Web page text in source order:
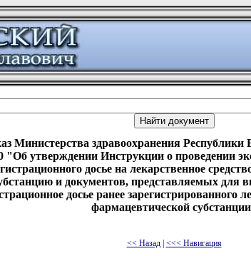
Министерства здравоохранения Республики
"Об утверждении Инструкции о проведении
досье на лекарственное
и документов, представляемых для
досье ранее зарегистрированного
фармацевтической
<< Назад| <<< Навигация